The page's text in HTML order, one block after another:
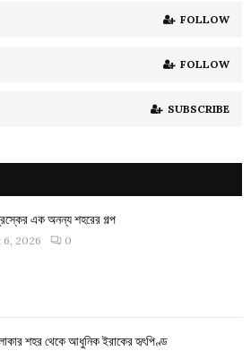
FOLLOW
FOLLOW
SUBSCRIBE
এক অনন্য শহরের গল্প
6, 2026 0
শহর থেকে আধুনিক ইরাকের হৃৎপিণ্ড